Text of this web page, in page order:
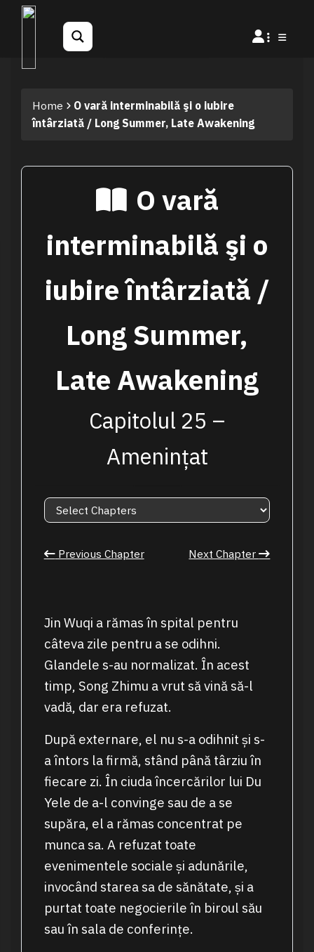
Home
O vară interminabilă şi o iubire
întârziată / Long Summer, Late Awakening
O vară
interminabilă şi o
iubire întârziată /
Long Summer,
Late Awakening
Capitolul 25 –
Amenințat
Previous Chapter Next Chapter
Jin Wuqi a rămas în spital pentru
câteva zile pentru a se odihni.
Glandele s-au normalizat. În acest
timp, Song Zhimu a vrut să vină să-l
vadă, dar era refuzat.
După externare, el nu s-a odihnit și s-
a întors la firmă, stând până târziu în
fiecare zi. În ciuda încercărilor lui Du
Yele de a-l convinge sau de a se
supăra, el a rămas concentrat pe
munca sa. A refuzat toate
evenimentele sociale și adunările,
invocând starea sa de sănătate, și a
purtat toate negocierile în biroul său
sau în sala de conferințe.